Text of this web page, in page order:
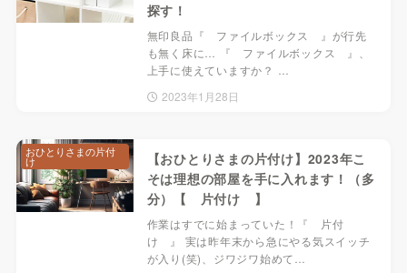
探す！
無印良品『 ファイルボックス 』が行先
も無く床に… 『 ファイルボックス 』、
上手に使えていますか？ …
2023年1月28日
【おひとりさまの片付け】2023年こ
そは理想の部屋を手に入れます！（多
分）【 片付け 】
作業はすでに始まっていた！『 片付
け 』 実は昨年末から急にやる気スイッチ
が入り(笑)、ジワジワ始めて…
おひとりさまの片付
け